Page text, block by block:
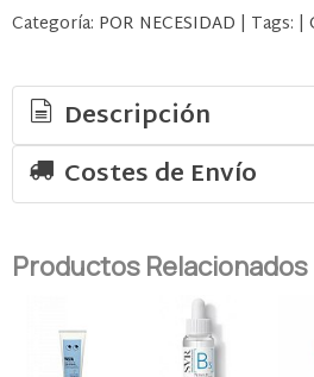
Categoría: POR NECESIDAD | Tags: |
Descripción
Costes de Envío
Productos Relacionados